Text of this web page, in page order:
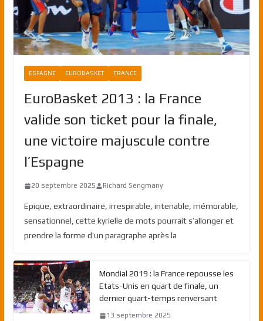
ESPAGNE EUROBASKET FRANCE
EuroBasket 2013 : la France
valide son ticket pour la finale,
une victoire majuscule contre
l’Espagne
20 septembre 2025 Richard Sengmany
Epique, extraordinaire, irrespirable, intenable, mémorable,
sensationnel, cette kyrielle de mots pourrait s’allonger et
prendre la forme d’un paragraphe après la
Mondial 2019 : la France repousse les
Etats-Unis en quart de finale, un
dernier quart-temps renversant
13 septembre 2025